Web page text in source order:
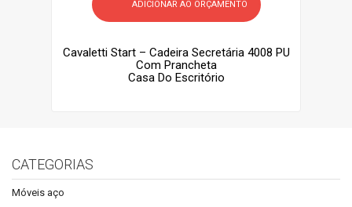
ADICIONAR AO ORÇAMENTO
Cavaletti Start – Cadeira Secretária 4008 PU
Com Prancheta
Casa Do Escritório
CATEGORIAS
Móveis aço